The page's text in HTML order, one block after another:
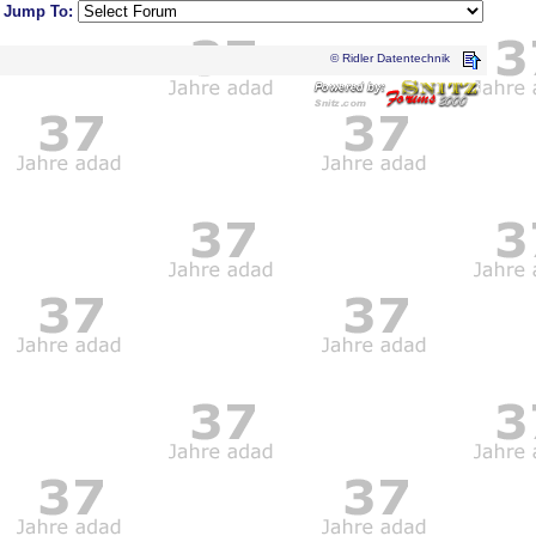
Jump To:
© Ridler Datentechnik